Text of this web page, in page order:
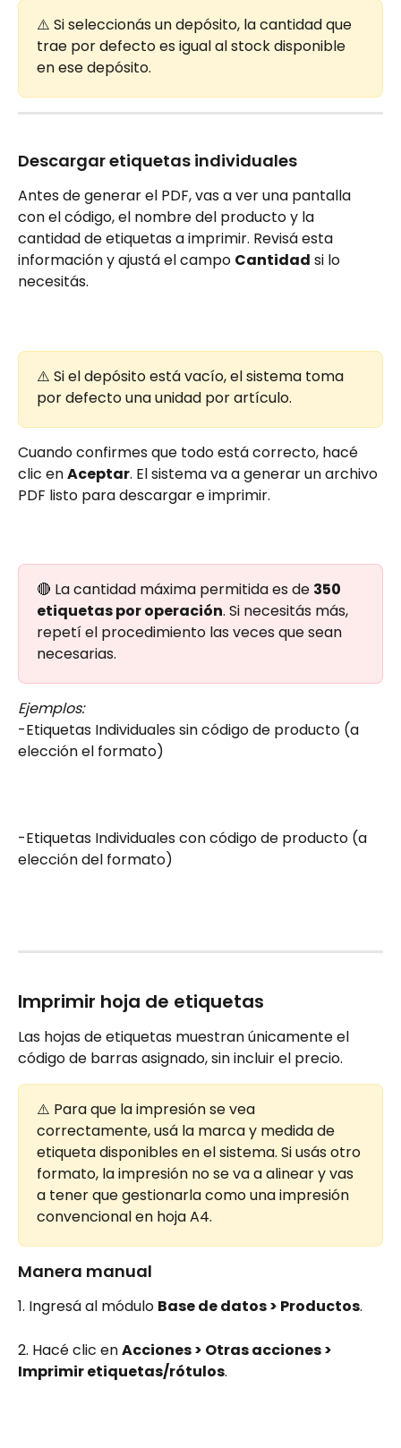
⚠️ Si seleccionás un depósito, la cantidad que
trae por defecto es igual al stock disponible
en ese depósito.
Descargar etiquetas individuales
Antes de generar el PDF, vas a ver una pantalla
con el código, el nombre del producto y la
cantidad de etiquetas a imprimir. Revisá esta
información y ajustá el campo Cantidad si lo
necesitás.
⚠️ Si el depósito está vacío, el sistema toma
por defecto una unidad por artículo.
Cuando confirmes que todo está correcto, hacé
clic en Aceptar. El sistema va a generar un archivo
PDF listo para descargar e imprimir.
🔴 La cantidad máxima permitida es de 350
etiquetas por operación. Si necesitás más,
repetí el procedimiento las veces que sean
necesarias.
Ejemplos:
-Etiquetas Individuales sin código de producto (a
elección el formato)
-Etiquetas Individuales con código de producto (a
elección del formato)
Imprimir hoja de etiquetas
Las hojas de etiquetas muestran únicamente el
código de barras asignado, sin incluir el precio.
⚠️ Para que la impresión se vea
correctamente, usá la marca y medida de
etiqueta disponibles en el sistema. Si usás otro
formato, la impresión no se va a alinear y vas
a tener que gestionarla como una impresión
convencional en hoja A4.
Manera manual
1. Ingresá al módulo Base de datos > Productos.
2. Hacé clic en Acciones > Otras acciones >
Imprimir etiquetas/rótulos.